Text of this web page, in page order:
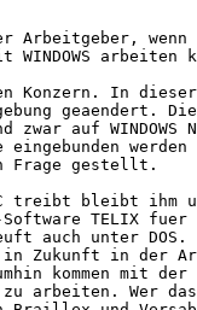
Arbeitgeber,
arbeiten
Konzern. In
geaendert.
auf WINDOWS
werden
Frage gestellt.
treibt bleibt ihm
TELIX fuer
auch unter DOS.
in Zukunft in der
kommen mit der
zu arbeiten. Wer